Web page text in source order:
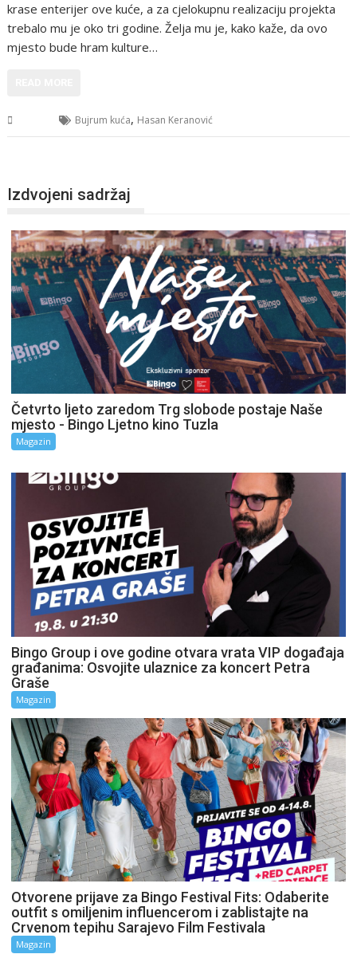
krase enterijer ove kuće, a za cjelokupnu realizaciju projekta
trebalo mu je oko tri godine. Želja mu je, kako kaže, da ovo
mjesto bude hram kulture…
Bujrum kuća, Hasan Keranović
Izdvojeni sadržaj
Četvrto ljeto zaredom Trg slobode postaje Naše
mjesto - Bingo Ljetno kino Tuzla
Magazin
Bingo Group i ove godine otvara vrata VIP događaja
građanima: Osvojite ulaznice za koncert Petra
Graše
Magazin
Otvorene prijave za Bingo Festival Fits: Odaberite
outfit s omiljenim influencerom i zablistajte na
Crvenom tepihu Sarajevo Film Festivala
Magazin